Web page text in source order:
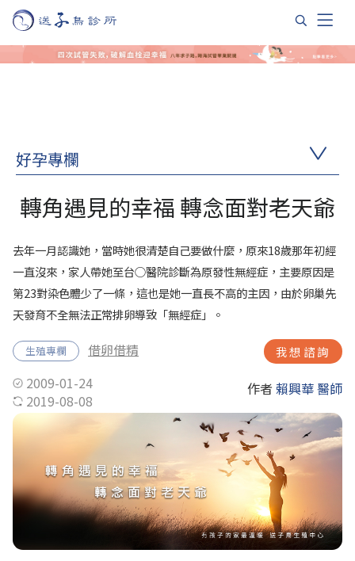
好孕專欄
轉角遇見的幸福 轉念面對老天爺
去年一月認識她，當時她很清楚自己要做什麼，原來18歲那年初經
一直沒來，家人帶她至台○醫院診斷為原發性無經症，主要原因是
第23對染色體少了一條，這也是她一直長不高的主因，由於卵巢先
天發育不全無法正常排卵導致「無經症」。
生殖專欄 借卵借精 我想諮詢
2009-01-24
2019-08-08
作者 賴興華 醫師